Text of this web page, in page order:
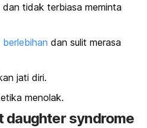
dan tidak terbiasa meminta
dan sulit merasa
jati diri.
menolak.
daughter syndrome